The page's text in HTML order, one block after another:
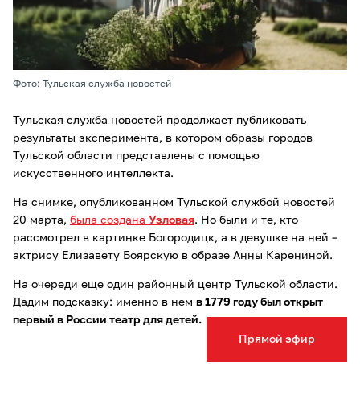
Прямой эфир
Фото: Тульская служба новостей
Тульская служба новостей продолжает публиковать
результаты эксперимента, в котором образы городов
Тульской области представлены с помощью
искусственного интеллекта.
На снимке, опубликованном Тульской службой новостей
20 марта, была создана Узловая. Но были и те, кто
рассмотрел в картинке Богородицк, а в девушке на ней –
актрису Елизавету Боярскую в образе Анны Карениной.
На очереди еще один районный центр Тульской области.
Дадим подсказку: именно в нем в 1779 году был открыт
первый в России театр для детей.